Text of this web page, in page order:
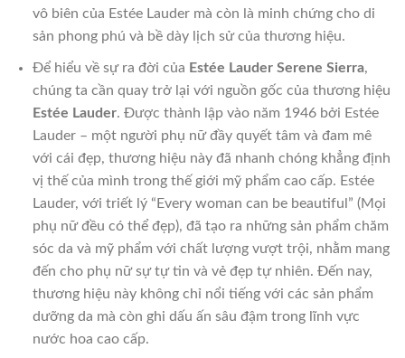
vô biên của Estée Lauder mà còn là minh chứng cho di
sản phong phú và bề dày lịch sử của thương hiệu.
Để hiểu về sự ra đời của Estée Lauder Serene Sierra,
chúng ta cần quay trở lại với nguồn gốc của thương hiệu
Estée Lauder. Được thành lập vào năm 1946 bởi Estée
Lauder – một người phụ nữ đầy quyết tâm và đam mê
với cái đẹp, thương hiệu này đã nhanh chóng khẳng định
vị thế của mình trong thế giới mỹ phẩm cao cấp. Estée
Lauder, với triết lý “Every woman can be beautiful” (Mọi
phụ nữ đều có thể đẹp), đã tạo ra những sản phẩm chăm
sóc da và mỹ phẩm với chất lượng vượt trội, nhằm mang
đến cho phụ nữ sự tự tin và vẻ đẹp tự nhiên. Đến nay,
thương hiệu này không chỉ nổi tiếng với các sản phẩm
dưỡng da mà còn ghi dấu ấn sâu đậm trong lĩnh vực
nước hoa cao cấp.